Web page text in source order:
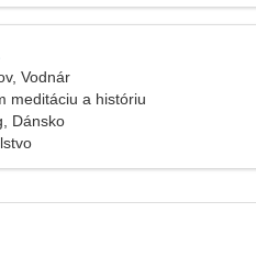
Vodnár
meditáciu a históriu
Dánsko